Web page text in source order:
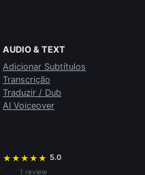
AUDIO & TEXT
Adicionar Subtítulos
Transcrição
Traduzir / Dub
AI Voiceover
·
★ ★ ★ ★ ★ 5.0
1 review